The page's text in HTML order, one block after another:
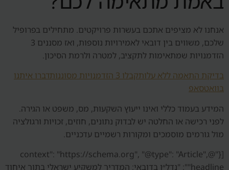
אנחנו לא מציפים אתכם בעשרות פרויקטים. מתחילים בפרופיל
שלכם, משווים בין דובאי לאמירויות נוספות, ואז מסננים 3
הזדמנויות שמתאימות לתקציב, למטרה ולרמת הסיכון.
בדיקת התאמה ללא עלותקבלו 3 הזדמנויות מסוננות
דברו איתנו
בוואטסאפ
המידע בעמוד כללי ואינו ייעוץ השקעות, מס, משפט או הגירה.
לפני רכישה או החלטה יש לבדוק נתונים, חוזים, זכויות ורגולציה
מול גורמים מוסמכים ומקורות רשמיים עדכניים.
[{"@context": "https://schema.org", "@type": "Article",
"headline": "נדל״ן בדובאי: המדריך למשקיע ישראלי בתוך איחוד